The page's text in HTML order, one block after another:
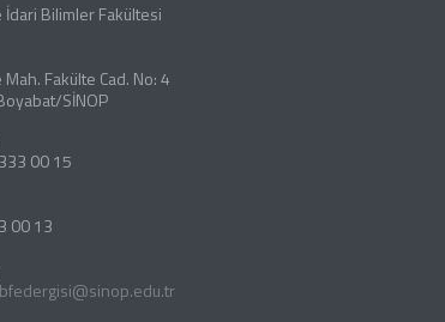
Bilimler Fakültesi
Fakülte Cad. No: 4
SİNOP
00 15
00 13